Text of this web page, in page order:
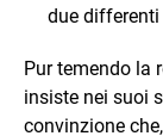
due
Pur temendo la
insiste nei suoi
convinzione